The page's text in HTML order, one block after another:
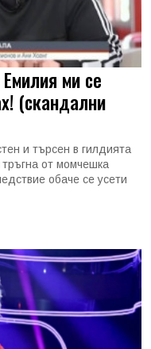
ми се
(скандални
и търсен в гилдията
от момчешка
обаче се усети